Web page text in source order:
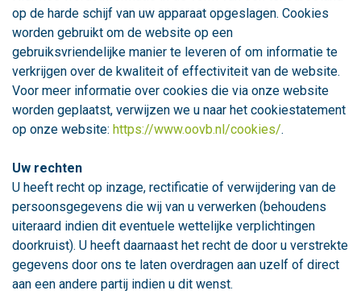
op de harde schijf van uw apparaat opgeslagen. Cookies
worden gebruikt om de website op een
gebruiksvriendelijke manier te leveren of om informatie te
verkrijgen over de kwaliteit of effectiviteit van de website.
Voor meer informatie over cookies die via onze website
worden geplaatst, verwijzen we u naar het cookiestatement
op onze website: https://www.oovb.nl/cookies/.
Uw rechten
U heeft recht op inzage, rectificatie of verwijdering van de
persoonsgegevens die wij van u verwerken (behoudens
uiteraard indien dit eventuele wettelijke verplichtingen
doorkruist). U heeft daarnaast het recht de door u verstrekte
gegevens door ons te laten overdragen aan uzelf of direct
aan een andere partij indien u dit wenst.